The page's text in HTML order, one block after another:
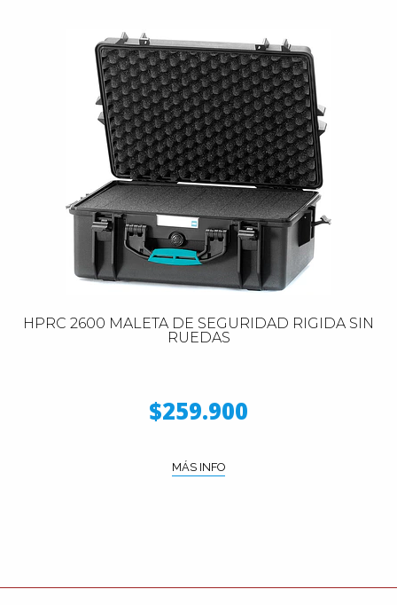
HPRC 2600 MALETA DE SEGURIDAD RIGIDA SIN
RUEDAS
$259.900
MÁS INFO